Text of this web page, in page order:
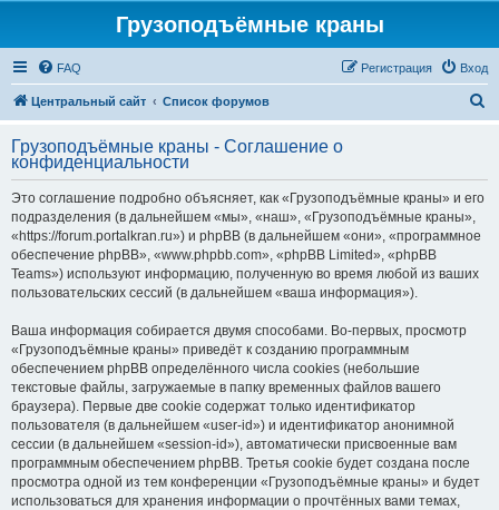
Грузоподъёмные краны
FAQ Вход
Регистрация
Центральный сайт Список форумов
с
Грузоподъёмные краны - Соглашение о
конфиденциальности
Это соглашение подробно объясняет, как «Грузоподъёмные краны» и его
подразделения (в дальнейшем «мы», «наш», «Грузоподъёмные краны»,
«https://forum.portalkran.ru») и phpBB (в дальнейшем «они», «программное
обеспечение phpBB», «www.phpbb.com», «phpBB Limited», «phpBB
Teams») используют информацию, полученную во время любой из ваших
пользовательских сессий (в дальнейшем «ваша информация»).
Ваша информация собирается двумя способами. Во-первых, просмотр
«Грузоподъёмные краны» приведёт к созданию программным
обеспечением phpBB определённого числа cookies (небольшие
текстовые файлы, загружаемые в папку временных файлов вашего
браузера). Первые две cookie содержат только идентификатор
пользователя (в дальнейшем «user-id») и идентификатор анонимной
сессии (в дальнейшем «session-id»), автоматически присвоенные вам
программным обеспечением phpBB. Третья cookie будет создана после
просмотра одной из тем конференции «Грузоподъёмные краны» и будет
использоваться для хранения информации о прочтённых вами темах,